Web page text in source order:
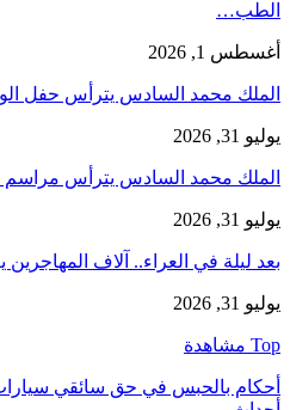
الطب…
أغسطس 1, 2026
الملك محمد السادس يترأس حفل
يوليو 31, 2026
الملك محمد السادس يترأس
يوليو 31, 2026
بعد ليلة في العراء.. آلاف
يوليو 31, 2026
Top مشاهدة
أحكام بالحبس في حق سائقي